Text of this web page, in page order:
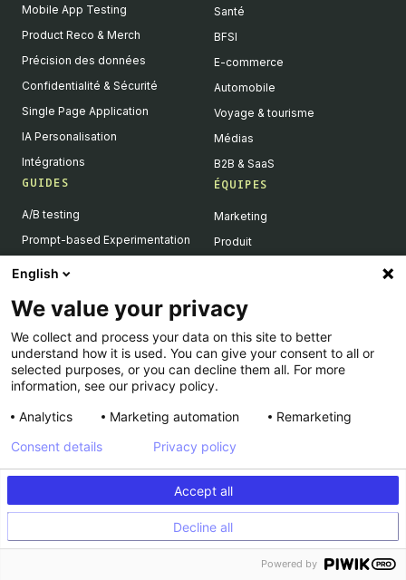
Mobile App Testing
Product Reco & Merch
Précision des données
Confidentialité & Sécurité
Single Page Application
IA Personalisation
Intégrations
GUIDES
A/B testing
Prompt-based Experimentation
Feature Experimentation
L'IA & l'A/B testing
Client-Side vs Server-Side
Santé
BFSI
E-commerce
Automobile
Voyage & tourisme
Médias
B2B & SaaS
ÉQUIPES
Marketing
Produit
RESSOURCES
Success Stories
Academy
Dev Docs
ENTREPRISE
À propos
Carrière
Nous contacter
Support
INFORMATIONS LÉGALES
English
We value your privacy
We collect and process your data on this site to better
understand how it is used. You can give your consent to all or
selected purposes, or you can decline them all. For more
information, see our privacy policy.
Analytics
Marketing automation Remarketing
Accept all
Decline all
Consent details Privacy policy
Powered by